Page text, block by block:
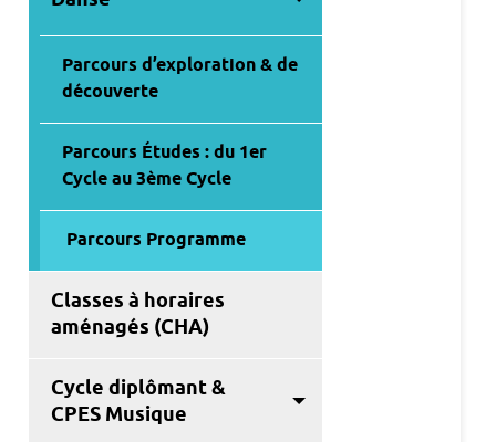
Parcours d’exploration & de
découverte
Parcours Études : du 1er
Cycle au 3ème Cycle
Parcours Programme
Classes à horaires
aménagés (CHA)
Cycle diplômant &
CPES Musique